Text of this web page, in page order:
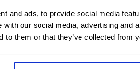
and ads, to provide social media
with our social media, advertising and
to them or that they’ve collected from